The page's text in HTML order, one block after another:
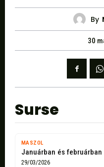
By
30
Surse
MASZOL
Januárban és
29/03/2026